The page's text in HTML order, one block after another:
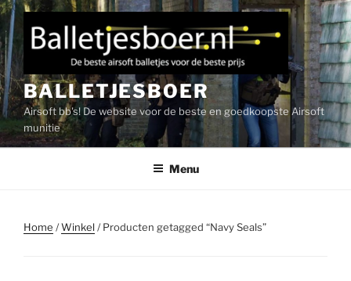
Ga
naar
de
inhoud
BALLETJESBOER
Airsoft bb's! De website voor de beste en goedkoopste Airsoft
munitie
Menu
Home /Winkel/ Producten getagged “Navy Seals”